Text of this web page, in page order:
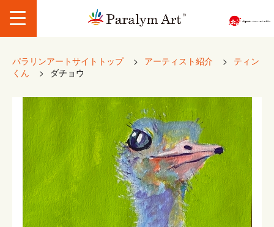
パラリンアートサイトトップ > アーティスト紹介 > ティン
くん
> ダチョウ